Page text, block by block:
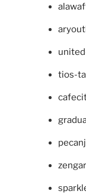
tios-